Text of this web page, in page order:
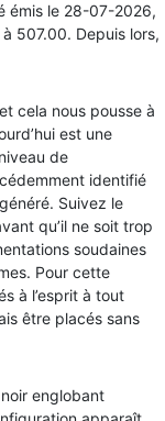
émis le 28-07-2026,
507.00. Depuis lors,
cela nous pousse à
est une
de
identifié
Suivez le
qu’il ne soit trop
soudaines
Pour cette
à l’esprit à tout
être placés sans
englobant